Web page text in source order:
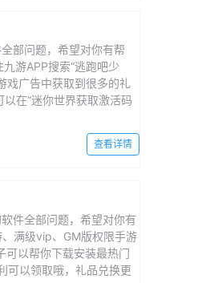
部问题，希望对你有帮
游APP搜索“逃跑吧少
戏广告中获取到很多的礼
在“迷你世界获取激活码
查看详情
件全部问题，希望对你有
满级vip、GM版权限手游
可以帮你下载安装最热门
可以领取哦，礼品兑换更